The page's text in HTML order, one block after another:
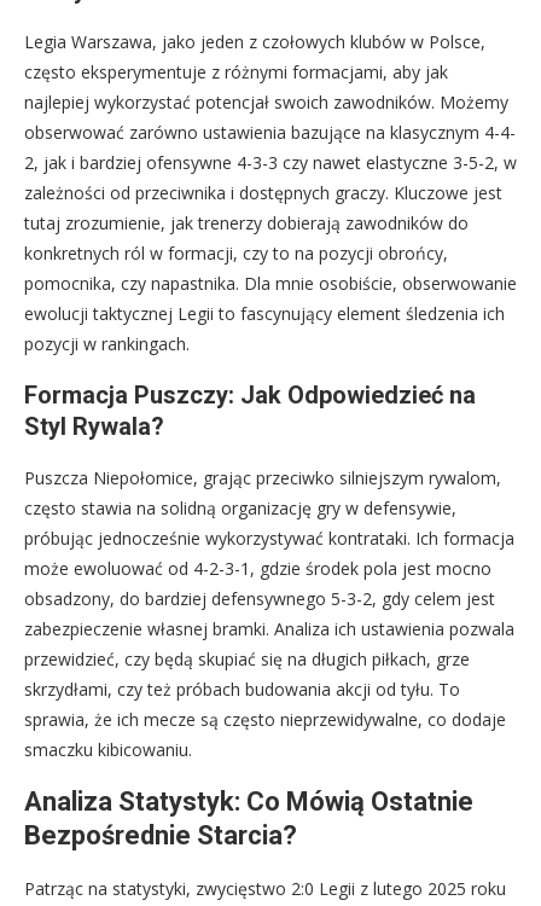
Legia Warszawa, jako jeden z czołowych klubów w Polsce,
często eksperymentuje z różnymi formacjami, aby jak
najlepiej wykorzystać potencjał swoich zawodników. Możemy
obserwować zarówno ustawienia bazujące na klasycznym 4-4-
2, jak i bardziej ofensywne 4-3-3 czy nawet elastyczne 3-5-2, w
zależności od przeciwnika i dostępnych graczy. Kluczowe jest
tutaj zrozumienie, jak trenerzy dobierają zawodników do
konkretnych ról w formacji, czy to na pozycji obrońcy,
pomocnika, czy napastnika. Dla mnie osobiście, obserwowanie
ewolucji taktycznej Legii to fascynujący element śledzenia ich
pozycji w rankingach.
Formacja Puszczy: Jak Odpowiedzieć na
Styl Rywala?
Puszcza Niepołomice, grając przeciwko silniejszym rywalom,
często stawia na solidną organizację gry w defensywie,
próbując jednocześnie wykorzystywać kontrataki. Ich formacja
może ewoluować od 4-2-3-1, gdzie środek pola jest mocno
obsadzony, do bardziej defensywnego 5-3-2, gdy celem jest
zabezpieczenie własnej bramki. Analiza ich ustawienia pozwala
przewidzieć, czy będą skupiać się na długich piłkach, grze
skrzydłami, czy też próbach budowania akcji od tyłu. To
sprawia, że ich mecze są często nieprzewidywalne, co dodaje
smaczku kibicowaniu.
Analiza Statystyk: Co Mówią Ostatnie
Bezpośrednie Starcia?
Patrząc na statystyki, zwycięstwo 2:0 Legii z lutego 2025 roku